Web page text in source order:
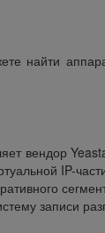
найти
вендор
IP-
записи